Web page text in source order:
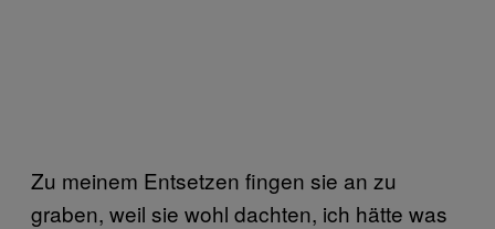
Zu meinem Entsetzen fingen sie an zu
graben, weil sie wohl dachten, ich hätte was